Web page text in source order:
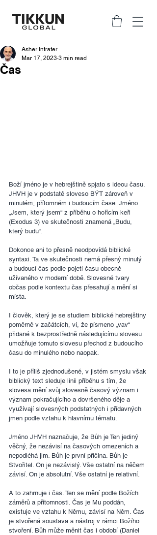
Čas
Asher Intrater
Mar 17, 2023 3 min read
Boží jméno je v hebrejštině spjato s ideou času.
JHVH je v podstatě sloveso BÝT zároveň v
minulém, přítomném i budoucím čase. Jméno
„Jsem, který jsem“ z příběhu o hořícím keři
(Exodus 3) ve skutečnosti znamená „Budu,
který budu“.
Dokonce ani to přesně neodpovídá biblické
syntaxi. Ta ve skutečnosti nemá přesný minulý
a budoucí čas podle pojetí času obecně
užívaného v moderní době. Slovesné tvary
občas podle kontextu čas přesahují a mění si
místa.
I člověk, který je se studiem biblické hebrejštiny
poměrně v začátcích, ví, že písmeno „vav“
přidané k bezprostředně následujícímu slovesu
umožňuje tomuto slovesu přechod z budoucího
času do minulého nebo naopak.
I to je příliš zjednodušené, v jistém smyslu však
biblický text sleduje linii příběhu s tím, že
slovesa mění svůj slovesně časový význam i
význam pokračujícího a dovršeného děje a
využívají slovesných podstatných i přídavných
jmen podle vztahu k hlavnímu tématu.
Jméno JHVH naznačuje, že Bůh je Ten jediný
věčný, že nezávisí na časových omezeních a
nepodléhá jim. Bůh je první příčina. Bůh je
Stvořitel. On je nezávislý. Vše ostatní na něčem
závisí. On je absolutní. Vše ostatní je relativní.
A to zahrnuje i čas. Ten se mění podle Božích
záměrů a přítomnosti. Čas je Mu poddán,
existuje ve vztahu k Němu, závisí na Něm. Čas
je stvořená soustava a nástroj v rámci Božího
stvoření. Bůh může měnit čas i období (Daniel